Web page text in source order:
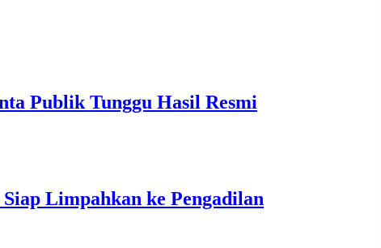
Publik Tunggu Hasil Resmi
Limpahkan ke Pengadilan